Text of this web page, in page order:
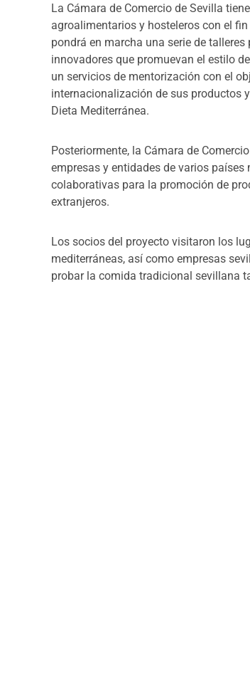
La Cámara de Comercio de Sevilla
agroalimentarios y hosteleros con el
pondrá en marcha una serie de
innovadores que promuevan el estilo
un servicios de mentorización con el
internacionalización de sus productos
Dieta Mediterránea.
Posteriormente, la Cámara de
empresas y entidades de varios
colaborativas para la promoción de
extranjeros.
Los socios del proyecto visitaron los
mediterráneas, así como empresas
probar la comida tradicional sevillana